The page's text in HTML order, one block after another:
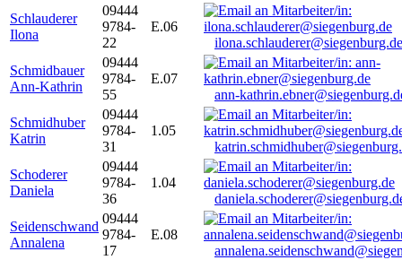
Schlauderer
Ilona
09444
9784-
22
E.06
ilona.schlauderer@siegenburg.de
Schmidbauer
Ann-Kathrin
09444
9784-
55
E.07
ann-
Schmidhuber
Katrin
09444
9784-
31
1.05
Schoderer
Daniela
09444
9784-
36
1.04
Seidenschwand
Annalena
09444
9784-
17
E.08